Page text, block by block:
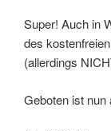
Super! Auch in
des
(allerdings
Geboten ist nun